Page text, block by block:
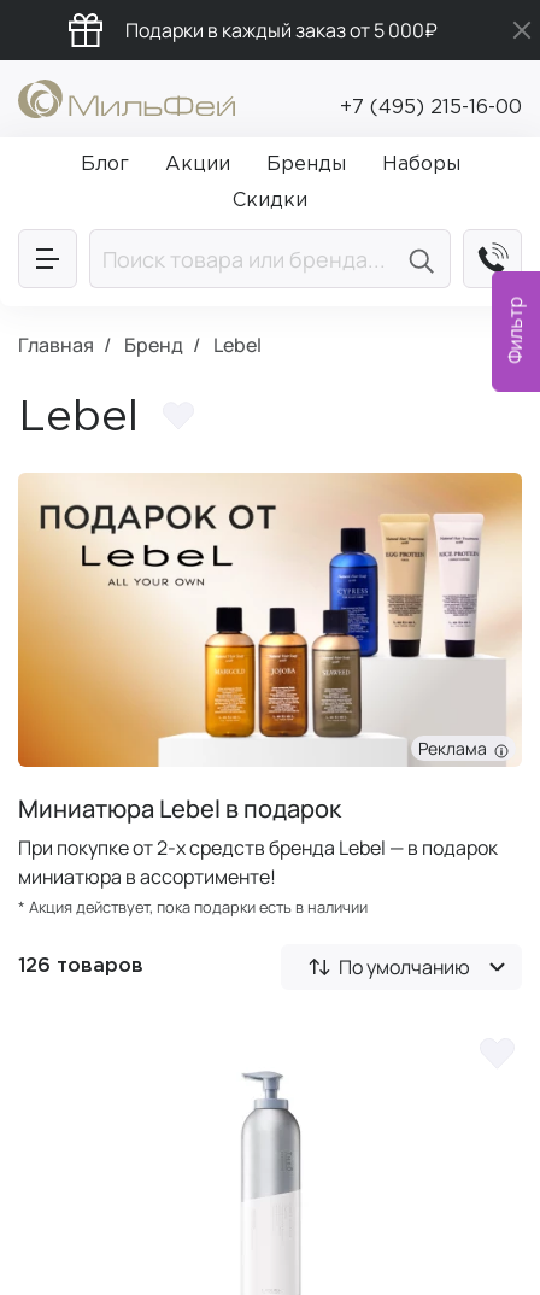
Фильтр
Подарки в каждый заказ от 5 000₽
Промокод ПРИВЕТ
Бесплатная доставка от 5 000₽
+7 (495) 215-16-00
Блог Акции Бренды
Наборы
Скидки
Главная Бренд Lebel
Lebel
Реклама
Миниатюра Lebel в подарок
При покупке от 2-х средств бренда Lebel — в подарок
миниатюра в ассортименте!
* Акция действует, пока подарки есть в наличии
126 товаров По умолчанию